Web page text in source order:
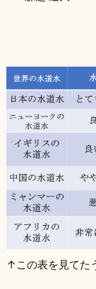
↑この表を見てた